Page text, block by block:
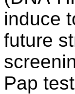
induce
future
Pap